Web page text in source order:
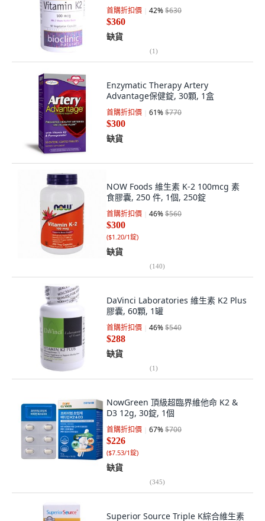
首購折扣價 42%$630
$360
缺貨
(1)
Enzymatic Therapy Artery
Advantage保健錠, 30顆, 1盒
首購折扣價 61%$770
$300
缺貨
NOW Foods 維生素 K-2 100mcg 素
食膠囊, 250 件, 1個, 250錠
首購折扣價 46%$560
$300
($1.20/1錠)
缺貨
(140)
DaVinci Laboratories 維生素 K2 Plus
膠囊, 60顆, 1罐
首購折扣價 46%$540
$288
缺貨
(1)
NowGreen 頂級超臨界維他命 K2 &
D3 12g, 30錠, 1個
首購折扣價 67%$700
$226
($7.53/1錠)
缺貨
(345)
Superior Source Triple K綜合維生素